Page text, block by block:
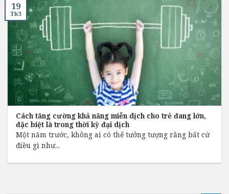
Cách tăng cường khả năng miễn dịch cho trẻ đang lớn,
đặc biệt là trong thời kỳ đại dịch
Một năm trước, không ai có thể tưởng tượng rằng bất cứ
điều gì như...
19
Th3